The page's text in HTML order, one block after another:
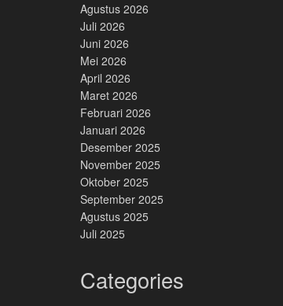
Agustus 2026
Juli 2026
Juni 2026
Mei 2026
April 2026
Maret 2026
Februari 2026
Januari 2026
Desember 2025
November 2025
Oktober 2025
September 2025
Agustus 2025
Juli 2025
Categories